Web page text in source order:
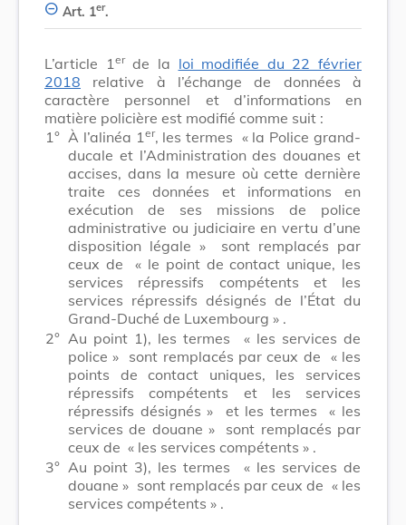
Art. 1er.
L’article 1 erde la loi modifiée du 22 février
2018 relative à l’échange de données à
caractère personnel et d’informations en
matière policière est modifié comme suit :
1° À l’alinéa 1 er, les termes « la Police grand-
ducale et l’Administration des douanes et
accises, dans la mesure où cette dernière
traite ces données et informations en
exécution de ses missions de police
administrative ou judiciaire en vertu d’une
disposition légale »
sont remplacés par
ceux de
« le point de contact unique, les
services répressifs compétents et les
services répressifs désignés de l’État du
Grand-Duché de Luxembourg » .
2° Au point 1), les termes
« les services de
police » sont remplacés par ceux de « les
points de contact uniques, les services
répressifs compétents et les services
répressifs désignés »
et les termes
« les
services de douane »
sont remplacés par
ceux de « les services compétents » .
3° Au point 3), les termes
« les services de
douane » sont remplacés par ceux de « les
services compétents » .